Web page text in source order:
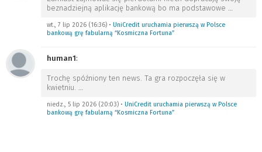
beznadziejną aplikację bankową bo ma podstawowe …
wt., 7 lip 2026 (16:36) • UniCredit uruchamia pierwszą w Polsce
bankową grę fabularną “Kosmiczna Fortuna”
human1:
Trochę spóźniony ten news. Ta gra rozpoczęła się w
kwietniu. …
niedz., 5 lip 2026 (20:03) • UniCredit uruchamia pierwszą w Polsce
bankową grę fabularną “Kosmiczna Fortuna”